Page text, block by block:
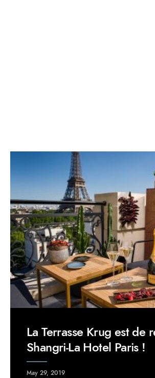
La Terrasse Krug est de
Shangri-La Hotel Paris !
May 29, 2019